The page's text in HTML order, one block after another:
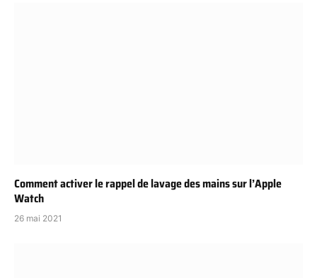
Comment activer le rappel de lavage des mains sur l’Apple
Watch
26 mai 2021